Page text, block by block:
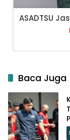
ASADTSU
Baca Juga